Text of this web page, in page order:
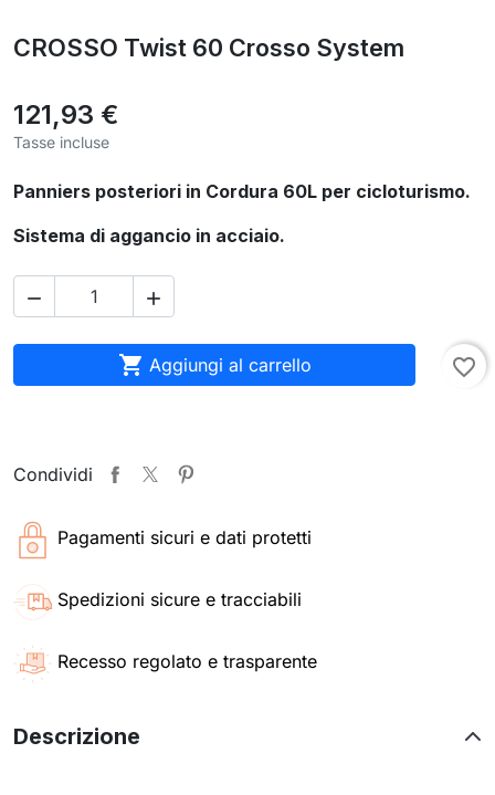
CROSSO Twist 60 Crosso System
121,93 €
Tasse incluse
Panniers posteriori in Cordura 60L per cicloturismo.
Sistema di aggancio in acciaio.
 
 Aggiungi al carrello favorite_border
Condividi
Pagamenti sicuri e dati protetti
Spedizioni sicure e tracciabili
Recesso regolato e trasparente
Descrizione